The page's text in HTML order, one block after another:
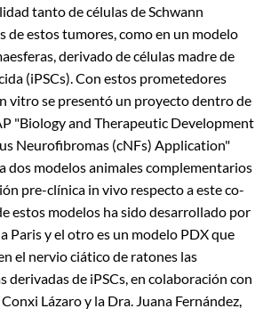
tanto de células de Schwann
de estos tumores, como en un modelo
derivado de células madre de
(iPSCs). Con estos prometedores
vitro se presentó un proyecto dentro de
"Biology and Therapeutic Development
Neurofibromas (cNFs) Application"
dos modelos animales complementarios
pre-clínica in vivo respecto a este co-
estos modelos ha sido desarrollado por
Paris y el otro es un modelo PDX que
el nervio ciático de ratones las
derivadas de iPSCs, en colaboración con
Lázaro y la Dra. Juana Fernández,